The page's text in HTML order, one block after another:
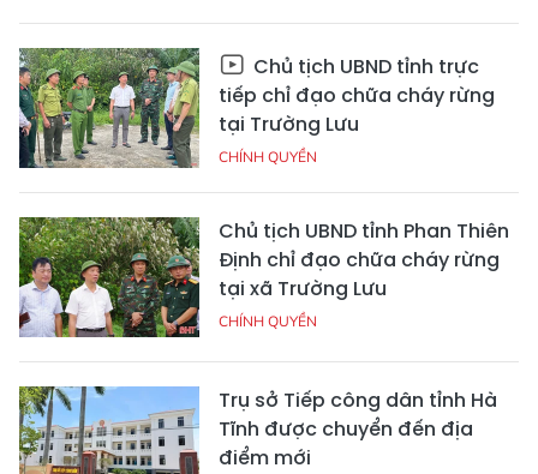
Chủ tịch UBND tỉnh trực
tiếp chỉ đạo chữa cháy rừng
tại Trường Lưu
CHÍNH QUYỀN
Chủ tịch UBND tỉnh Phan Thiên
Định chỉ đạo chữa cháy rừng
tại xã Trường Lưu
CHÍNH QUYỀN
Trụ sở Tiếp công dân tỉnh Hà
Tĩnh được chuyển đến địa
điểm mới